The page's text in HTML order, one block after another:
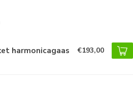
harmonicagaas €193,00